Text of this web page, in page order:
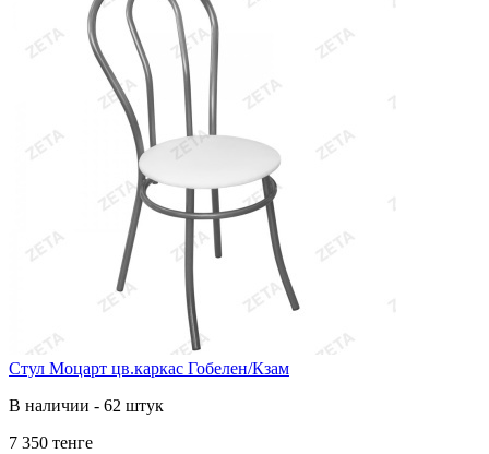
Стул Моцарт цв.каркас Гобелен/Кзам
В наличии - 62 штук
7 350 тенге